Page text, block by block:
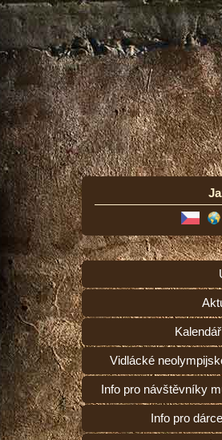
Vidlácké
Info pro návštěvníky
Info pro